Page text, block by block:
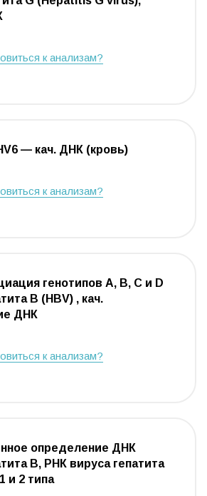
к анализам?
— кач. ДНК (кровь)
к анализам?
генотипов A, B, C и D
B (HBV) , кач.
ДНК
к анализам?
определение ДНК
В, РНК вируса гепатита
и 2 типа